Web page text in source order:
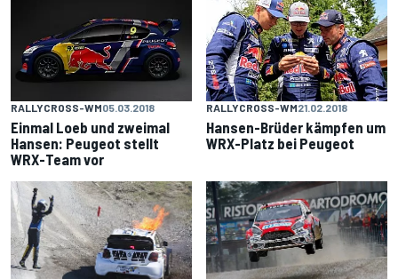
RALLYCROSS-WM05.03.2018
Einmal Loeb und zweimal
Hansen: Peugeot stellt
WRX-Team vor
RALLYCROSS-WM21.02.2018
Hansen-Brüder kämpfen um
WRX-Platz bei Peugeot